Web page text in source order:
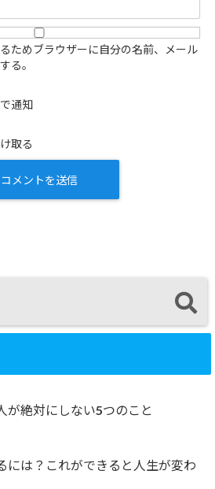
ためブラウザーに自分の名前、メール
る。
通知
取る
が絶対にしない5つのこと
には？これができると人生が変わ